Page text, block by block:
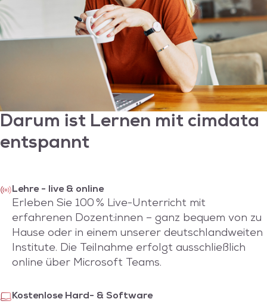
Darum ist Lernen mit cimdata
entspannt
Lehre - live & online
Erleben Sie 100 % Live-Unterricht mit
erfahrenen Dozent:innen – ganz bequem von zu
Hause oder in einem unserer deutschlandweiten
Institute. Die Teilnahme erfolgt ausschließlich
online über Microsoft Teams.
Kostenlose Hard- & Software